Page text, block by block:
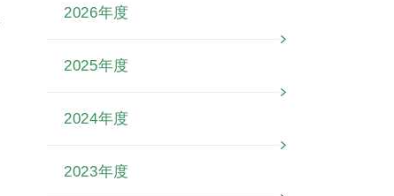
2026年度
2025年度
2024年度
2023年度